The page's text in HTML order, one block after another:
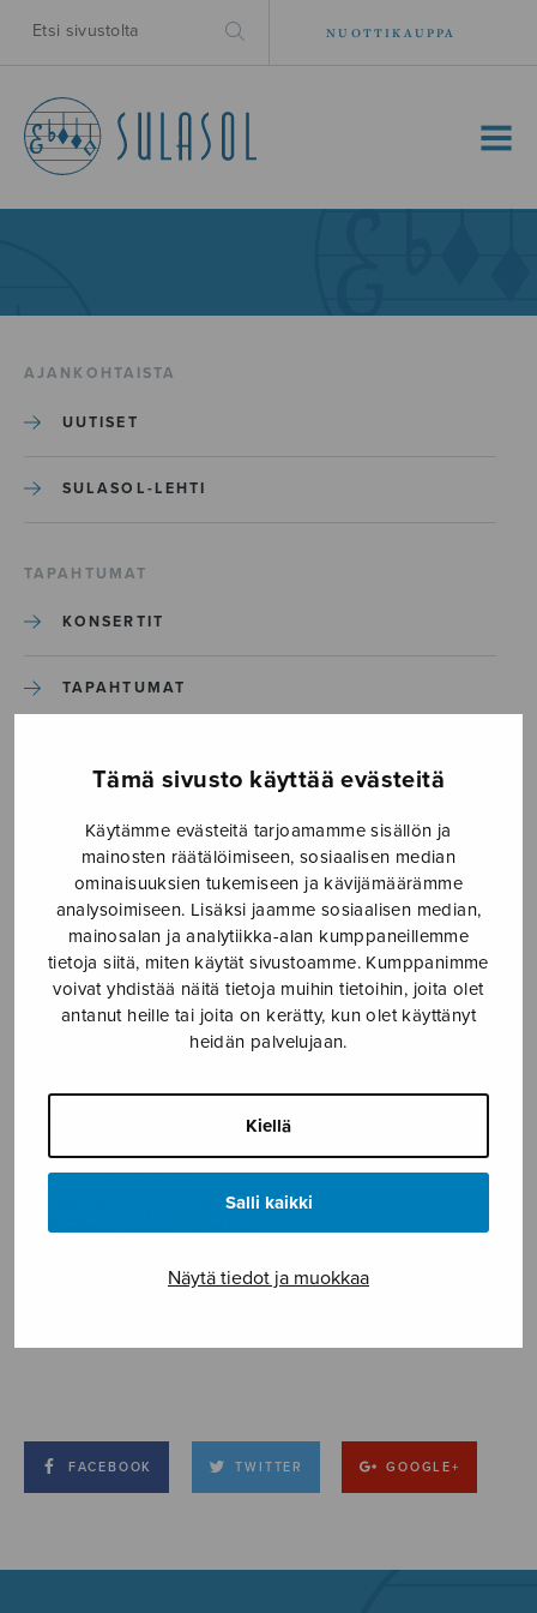
Tämä sivusto käyttää evästeitä
Käytämme evästeitä tarjoamamme sisällön ja
mainosten räätälöimiseen, sosiaalisen median
ominaisuuksien tukemiseen ja kävijämäärämme
analysoimiseen. Lisäksi jaamme sosiaalisen median,
mainosalan ja analytiikka-alan kumppaneillemme
tietoja siitä, miten käytät sivustoamme. Kumppanimme
voivat yhdistää näitä tietoja muihin tietoihin, joita olet
antanut heille tai joita on kerätty, kun olet käyttänyt
heidän palvelujaan.
Kiellä
Salli kaikki
Näytä tiedot ja muokkaa
NUOTTIKAUPPA
MENU
AJANKOHTAISTA
UUTISET
SULASOL-LEHTI
TAPAHTUMAT
KONSERTIT
TAPAHTUMAT
Etusivu › Media › Stabat mater 1
Stabat mater 1
17.1.2019
FACEBOOK TWITTER GOOGLE+